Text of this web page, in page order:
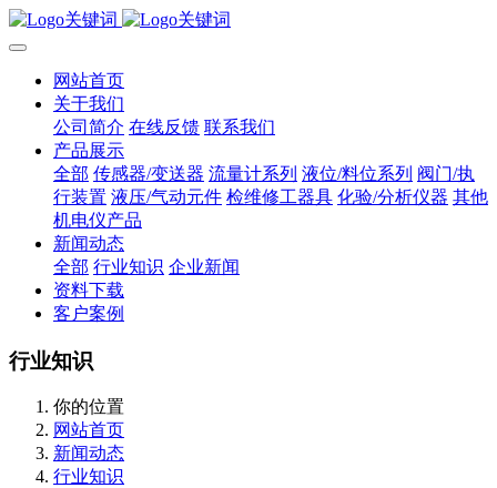
网站首页
关于我们
公司简介 在线反馈 联系我们
产品展示
全部 传感器/变送器 流量计系列 液位/料位系列 阀门/执
行装置 液压/气动元件 检维修工器具 化验/分析仪器 其他
机电仪产品
新闻动态
全部 行业知识 企业新闻
资料下载
客户案例
行业知识
你的位置
网站首页
新闻动态
行业知识